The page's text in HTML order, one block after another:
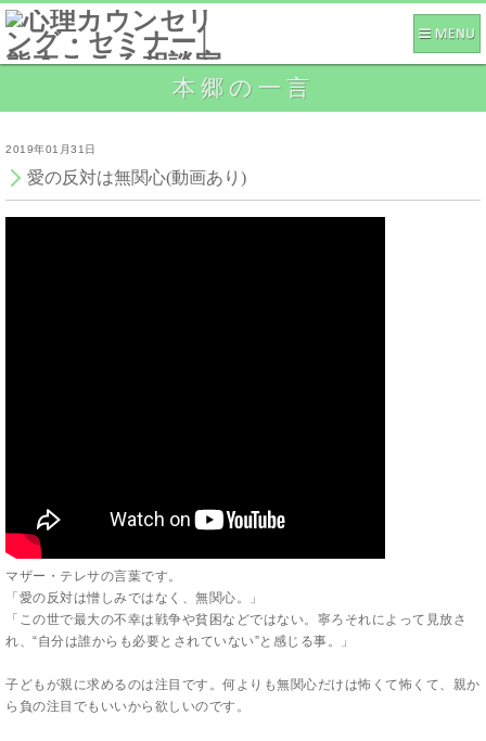
本郷の一言
2019年01月31日
愛の反対は無関心(動画あり)
マザー・テレサの言葉です。
「愛の反対は憎しみではなく、無関心。」
「この世で最大の不幸は戦争や貧困などではない。寧ろそれによって見放さ
れ、“自分は誰からも必要とされていない”と感じる事。」
子どもが親に求めるのは注目です。何よりも無関心だけは怖くて怖くて、親か
ら負の注目でもいいから欲しいのです。